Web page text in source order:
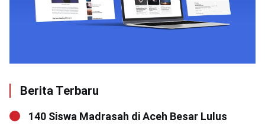
Berita Terbaru
140 Siswa Madrasah di Aceh Besar Lulus